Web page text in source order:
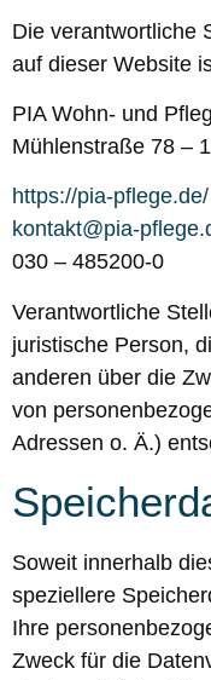
Die verantwortliche
auf dieser Website
PIA Wohn- und
Mühlenstraße 78 –
https://pia-pflege.de/
kontakt@pia-
030 – 485200-0
Verantwortliche
juristische Person,
anderen über die
von
Adressen o. Ä.)
Soweit innerhalb
speziellere
Ihre
Zweck für die